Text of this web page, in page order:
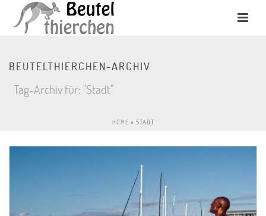
BEUTELTHIERCHEN-ARCHIV
Tag-Archiv für: "Stadt"
HOME » STADT